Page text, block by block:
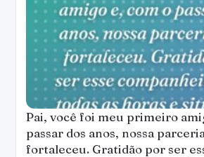
Pai, você foi meu primeiro
passar dos anos, nossa
fortaleceu. Gratidão por ser